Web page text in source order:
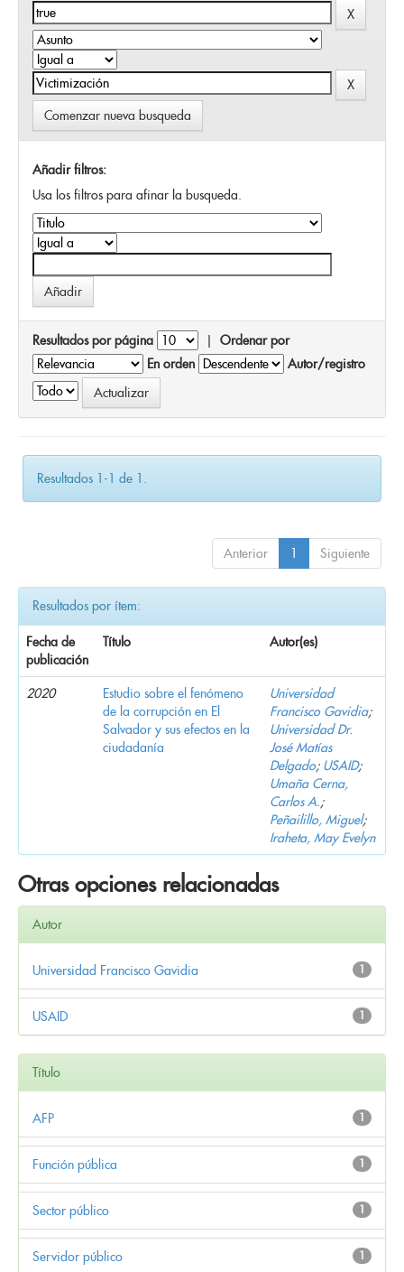
Comenzar nueva busqueda
Añadir filtros:
Usa los filtros para afinar la busqueda.
Resultados por página | Ordenar por
En orden
Autor/registro
Resultados 1-1 de 1.
Anterior 1 Siguiente
Resultados por ítem:
Fecha de
publicación
Título Autor(es)
2020
Estudio sobre el fenómeno
de la corrupción en El
Salvador y sus efectos en la
ciudadanía
Universidad
Francisco Gavidia;
Universidad Dr.
José Matías
Delgado; USAID;
Umaña Cerna,
Carlos A.;
Peñailillo, Miguel;
Iraheta, May Evelyn
Otras opciones relacionadas
Autor
1
Universidad Francisco Gavidia
1
USAID
Título
1
AFP
1
Función pública
1
Sector público
1
Servidor público